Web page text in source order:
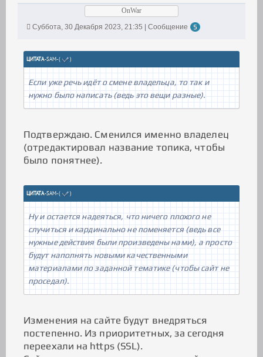
OnWar
Суббота, 30 Декабря 2023, 21:35 | Сообщение
5
ЦИТАТА-SAM-( )
Если уже речь идёт о смене владельца, то так и
нужно было написать (ведь это вещи разные).
Подтверждаю. Сменился именно владелец
(отредактировал название топика, чтобы
было понятнее).
ЦИТАТА-SAM-( )
Ну и остается надеяться, что ничего плохого не
случиться и кардинально не поменяется (ведь все
нужные действия были произведены нами), а просто
будут наполнять новыми качественными
материалами по заданной тематике (чтобы сайт не
проседал).
Изменения на сайте будут внедряться
постепенно. Из приоритетных, за сегодня
переехали на https (SSL).